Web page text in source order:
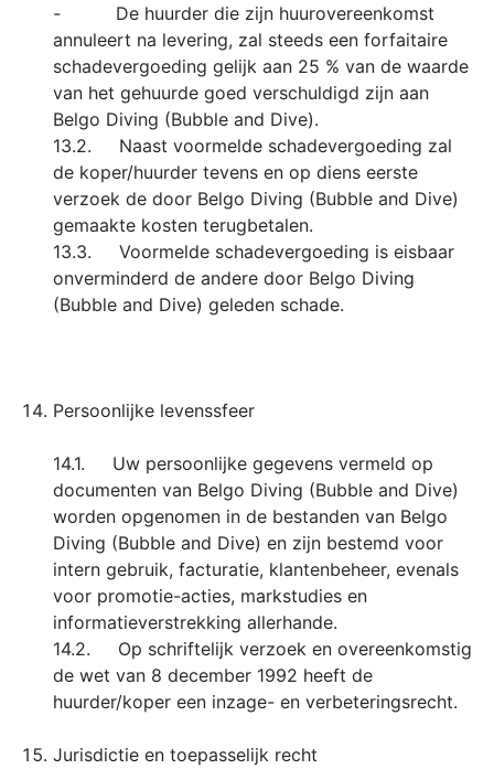
- De huurder die zijn huurovereenkomst
annuleert na levering, zal steeds een forfaitaire
schadevergoeding gelijk aan 25 % van de waarde
van het gehuurde goed verschuldigd zijn aan
Belgo Diving (Bubble and Dive).
13.2. Naast voormelde schadevergoeding zal
de koper/huurder tevens en op diens eerste
verzoek de door Belgo Diving (Bubble and Dive)
gemaakte kosten terugbetalen.
13.3. Voormelde schadevergoeding is eisbaar
onverminderd de andere door Belgo Diving
(Bubble and Dive) geleden schade.
Persoonlijke levenssfeer
14.1. Uw persoonlijke gegevens vermeld op
documenten van Belgo Diving (Bubble and Dive)
worden opgenomen in de bestanden van Belgo
Diving (Bubble and Dive) en zijn bestemd voor
intern gebruik, facturatie, klantenbeheer, evenals
voor promotie-acties, markstudies en
informatieverstrekking allerhande.
14.2. Op schriftelijk verzoek en overeenkomstig
de wet van 8 december 1992 heeft de
huurder/koper een inzage- en verbeteringsrecht.
Jurisdictie en toepasselijk recht